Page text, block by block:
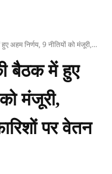
अहम निर्णय, 9 नीतियों को मंजूरी,...
बैठक में हुए
मंजूरी,
पर वेतन